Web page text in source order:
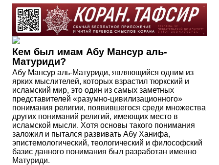
Кем был имам Абу Мансур аль-
Матуриди?
Абу Мансур аль-Матуриди, являющийся одним из
ярких мыслителей, которых взрастил тюркский и
исламский мир, это один из самых заметных
представителей «разумно-цивилизационного»
понимания религии, появившегося среди множества
других пониманий религий, имеющих место в
исламской мысли. Хотя основы такого понимания
заложил и пытался развивать Абу Ханифа,
эпистемологический, теологический и философский
базис данного понимания был разработан именно
Матуриди.